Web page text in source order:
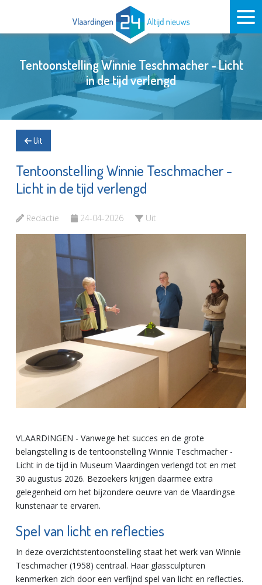
Tentoonstelling Winnie Teschmacher - Licht
in de tijd verlengd
Uit
Tentoonstelling Winnie Teschmacher -
Licht in de tijd verlengd
Redactie 24-04-2026 Uit
VLAARDINGEN - Vanwege het succes en de grote
belangstelling is de tentoonstelling Winnie Teschmacher -
Licht in de tijd in Museum Vlaardingen verlengd tot en met
30 augustus 2026. Bezoekers krijgen daarmee extra
gelegenheid om het bijzondere oeuvre van de Vlaardingse
kunstenaar te ervaren.
Spel van licht en reflecties
In deze overzichtstentoonstelling staat het werk van Winnie
Teschmacher (1958) centraal. Haar glassculpturen
kenmerken zich door een verfijnd spel van licht en reflecties.